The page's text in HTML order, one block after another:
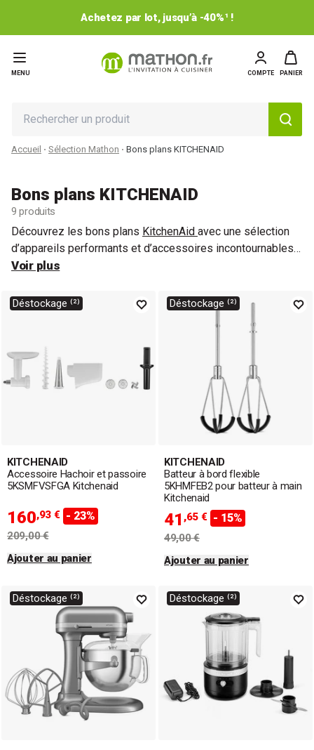
Achetez par lot, jusqu’à -40%¹ !
MENU COMPTE PANIER
Accueil Sélection Mathon Bons plans KITCHENAID
Bons plans KITCHENAID
9 produits
Découvrez les bons plans KitchenAid avec une sélection
d’appareils performants et d’accessoires incontournables
pour une cuisine polyvalente et créative. Que vous
accessoirespratiques, profitez d’offres avantageuses sur
Voir plus
Déstockage ⁽²⁾
KITCHENAID
Accessoire Hachoir et passoire
5KSMFVSFGA Kitchenaid
160,93 € - 23%
209,00 €
Ajouter au panier
Déstockage ⁽²⁾
KITCHENAID
Batteur à bord flexible
5KHMFEB2 pour batteur à main
Kitchenaid
41 ,65 € - 15%
49,00 €
Ajouter au panier
Déstockage ⁽²⁾ Déstockage ⁽²⁾